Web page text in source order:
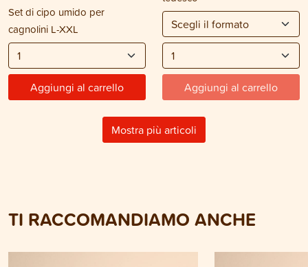
Set di cipo umido per
cagnolini L-XXL
Aggiungi al carrello Aggiungi al carrello
Mostra più articoli
TI RACCOMANDIAMO ANCHE